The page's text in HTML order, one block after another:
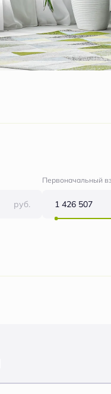
руб.
Первоначальный